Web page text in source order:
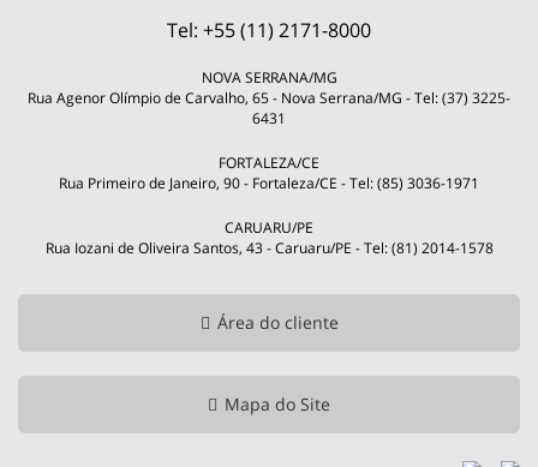
Tel: +55 (11) 2171-8000
NOVA SERRANA/MG
Rua Agenor Olímpio de Carvalho, 65 - Nova Serrana/MG - Tel: (37) 3225-
6431
FORTALEZA/CE
Rua Primeiro de Janeiro, 90 - Fortaleza/CE - Tel: (85) 3036-1971
CARUARU/PE
Rua Iozani de Oliveira Santos, 43 - Caruaru/PE - Tel: (81) 2014-1578
Área do cliente
Mapa do Site